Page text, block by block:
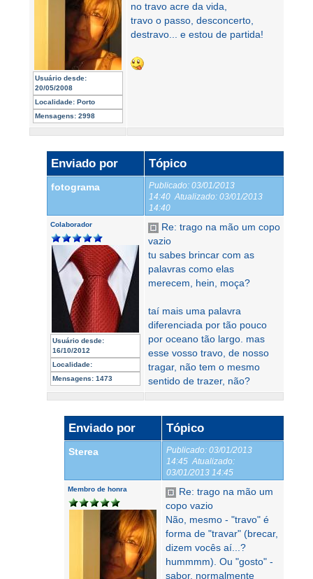
Usuário desde:
20/05/2008
Localidade: Porto
Mensagens: 2998
no travo acre da vida,
travo o passo, desconcerto,
destravo... e estou de partida!
Enviado por Tópico
fotograma Publicado: 03/01/2013
14:40 Atualizado: 03/01/2013
14:40
Colaborador
Usuário desde:
16/10/2012
Localidade:
Mensagens: 1473
Re: trago na mão um copo
vazio
tu sabes brincar com as
palavras como elas
merecem, hein, moça?
taí mais uma palavra
diferenciada por tão pouco
por oceano tão largo. mas
esse vosso travo, de nosso
tragar, não tem o mesmo
sentido de trazer, não?
Enviado por Tópico
Sterea Publicado: 03/01/2013
14:45 Atualizado:
03/01/2013 14:45
Membro de honra
Re: trago na mão um
copo vazio
Não, mesmo - "travo" é
forma de "travar" (brecar,
dizem vocês aí...?
hummmm). Ou "gosto" -
sabor, normalmente